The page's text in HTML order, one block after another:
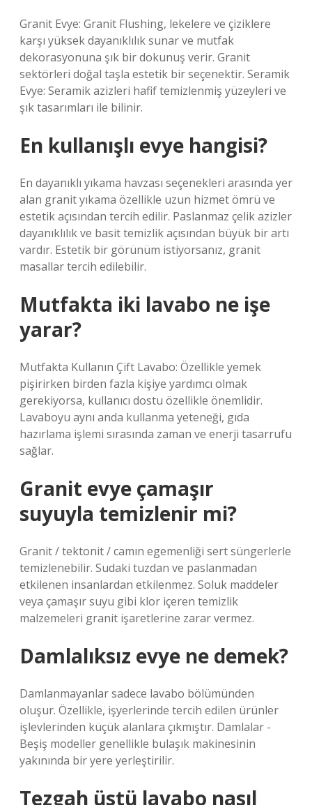
Granit Evye: Granit Flushing, lekelere ve çiziklere
karşı yüksek dayanıklılık sunar ve mutfak
dekorasyonuna şık bir dokunuş verir. Granit
sektörleri doğal taşla estetik bir seçenektir. Seramik
Evye: Seramik azizleri hafif temizlenmiş yüzeyleri ve
şık tasarımları ile bilinir.
En kullanışlı evye hangisi?
En dayanıklı yıkama havzası seçenekleri arasında yer
alan granit yıkama özellikle uzun hizmet ömrü ve
estetik açısından tercih edilir. Paslanmaz çelik azizler
dayanıklılık ve basit temizlik açısından büyük bir artı
vardır. Estetik bir görünüm istiyorsanız, granit
masallar tercih edilebilir.
Mutfakta iki lavabo ne işe
yarar?
Mutfakta Kullanın Çift Lavabo: Özellikle yemek
pişirirken birden fazla kişiye yardımcı olmak
gerekiyorsa, kullanıcı dostu özellikle önemlidir.
Lavaboyu aynı anda kullanma yeteneği, gıda
hazırlama işlemi sırasında zaman ve enerji tasarrufu
sağlar.
Granit evye çamaşır
suyuyla temizlenir mi?
Granit / tektonit / camın egemenliği sert süngerlerle
temizlenebilir. Sudaki tuzdan ve paslanmadan
etkilenen insanlardan etkilenmez. Soluk maddeler
veya çamaşır suyu gibi klor içeren temizlik
malzemeleri granit işaretlerine zarar vermez.
Damlalıksız evye ne demek?
Damlanmayanlar sadece lavabo bölümünden
oluşur. Özellikle, işyerlerinde tercih edilen ürünler
işlevlerinden küçük alanlara çıkmıştır. Damlalar -
Beşiş modeller genellikle bulaşık makinesinin
yakınında bir yere yerleştirilir.
Tezgah üstü lavabo nasıl